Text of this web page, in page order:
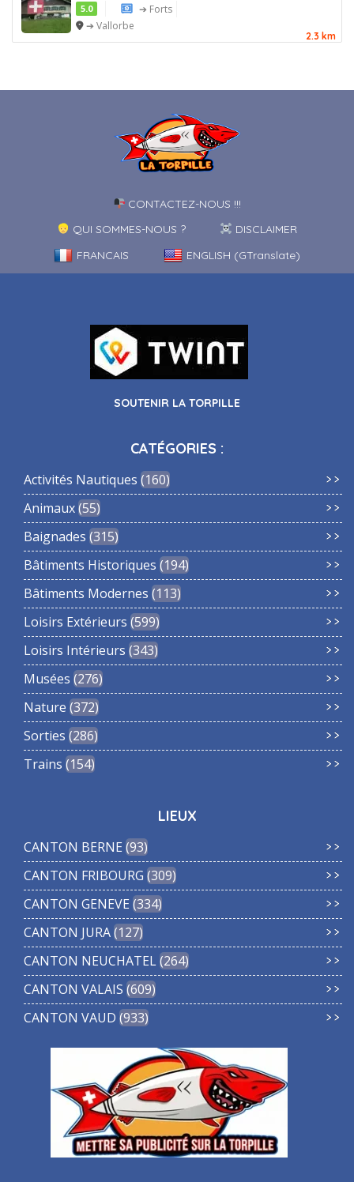
5.0
➔ Forts
➔ Vallorbe
2.3 km
CONTACTEZ-NOUS !!!
QUI SOMMES-NOUS ?
DISCLAIMER
FRANCAIS
ENGLISH (GTranslate)
SOUTENIR LA TORPILLE
CATÉGORIES :
Activités Nautiques 160
Animaux 55
Baignades 315
Bâtiments Historiques 194
Bâtiments Modernes 113
Loisirs Extérieurs 599
Loisirs Intérieurs 343
Musées 276
Nature 372
Sorties 286
Trains 154
LIEUX
CANTON BERNE 93
CANTON FRIBOURG 309
CANTON GENEVE 334
CANTON JURA 127
CANTON NEUCHATEL 264
CANTON VALAIS 609
CANTON VAUD 933